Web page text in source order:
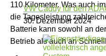
110 Kilometer. Was auch
die Tagesleistung
Batterie kann sowohl an
Betrieb als auch an
VW Caddy für den
30. Dezember 2024